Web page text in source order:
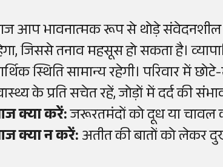
आप भावनात्मक रूप से थोड़े संवेदनशील
जिससे तनाव महसूस हो सकता है।
स्थिति सामान्य रहेगी। परिवार में
के प्रति सचेत रहें, जोड़ों में दर्द की
क्या करें:जरूरतमंदों को दूध या चावल
क्या न करें:अतीत की बातों को लेकर